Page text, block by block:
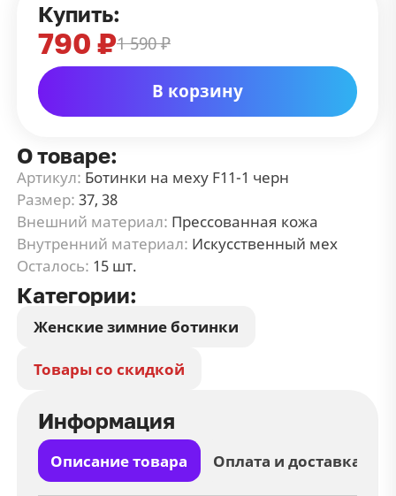
Купить:
790 ₽1 590 ₽
В корзину
О товаре:
Артикул: Ботинки на меху F11-1 черн
Размер: 37, 38
Внешний материал: Прессованная кожа
Внутренний материал: Искусственный мех
Осталось: 15 шт.
Категории:
Женские зимние ботинки
Товары со скидкой
Информация
Описание товара Оплата и доставка